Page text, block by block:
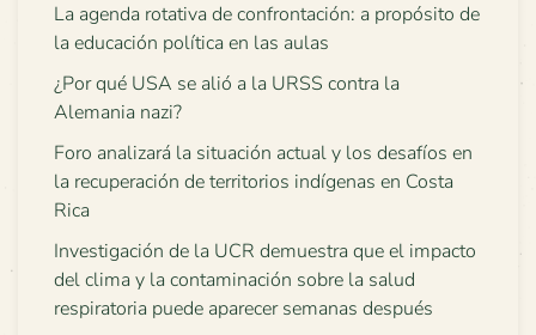
La agenda rotativa de confrontación: a propósito de
la educación política en las aulas
¿Por qué USA se alió a la URSS contra la
Alemania nazi?
Foro analizará la situación actual y los desafíos en
la recuperación de territorios indígenas en Costa
Rica
Investigación de la UCR demuestra que el impacto
del clima y la contaminación sobre la salud
respiratoria puede aparecer semanas después